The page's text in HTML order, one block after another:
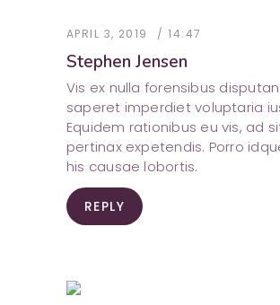
APRIL 3, 2019 14:47
Stephen Jensen
Vis ex nulla forensibus
saperet imperdiet voluptaria
Equidem rationibus eu vis, ad
pertinax expetendis. Porro
his causae lobortis.
REPLY